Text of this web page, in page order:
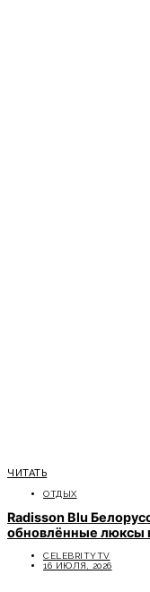
ЧИТАТЬ
ОТДЫХ
Radisson Blu
обновлённые люксы
CELEBRITYTV
16 ИЮЛЯ, 2026